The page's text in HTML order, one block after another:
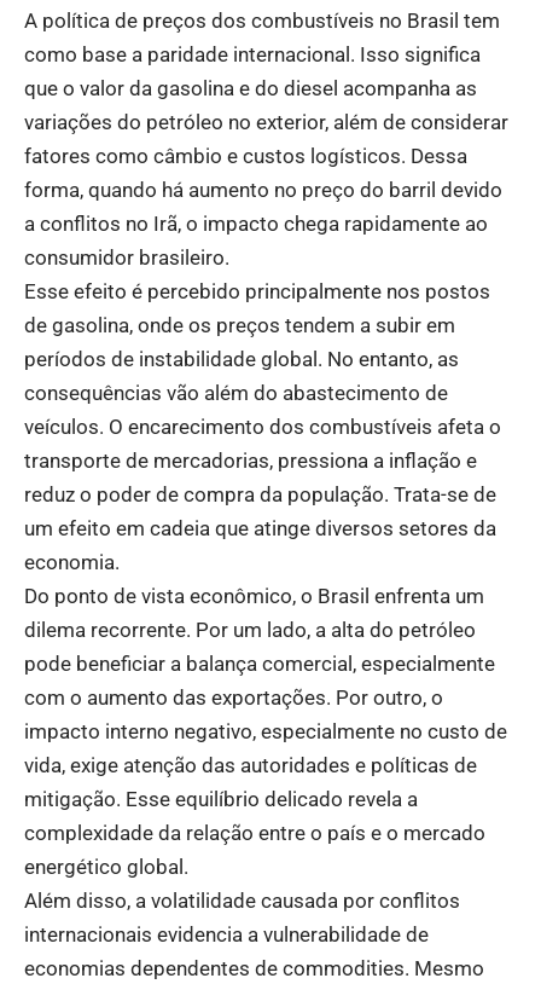
A política de preços dos combustíveis no Brasil tem
como base a paridade internacional. Isso significa
que o valor da gasolina e do diesel acompanha as
variações do petróleo no exterior, além de considerar
fatores como câmbio e custos logísticos. Dessa
forma, quando há aumento no preço do barril devido
a conflitos no Irã, o impacto chega rapidamente ao
consumidor brasileiro.
Esse efeito é percebido principalmente nos postos
de gasolina, onde os preços tendem a subir em
períodos de instabilidade global. No entanto, as
consequências vão além do abastecimento de
veículos. O encarecimento dos combustíveis afeta o
transporte de mercadorias, pressiona a inflação e
reduz o poder de compra da população. Trata-se de
um efeito em cadeia que atinge diversos setores da
economia.
Do ponto de vista econômico, o Brasil enfrenta um
dilema recorrente. Por um lado, a alta do petróleo
pode beneficiar a balança comercial, especialmente
com o aumento das exportações. Por outro, o
impacto interno negativo, especialmente no custo de
vida, exige atenção das autoridades e políticas de
mitigação. Esse equilíbrio delicado revela a
complexidade da relação entre o país e o mercado
energético global.
Além disso, a volatilidade causada por conflitos
internacionais evidencia a vulnerabilidade de
economias dependentes de commodities. Mesmo